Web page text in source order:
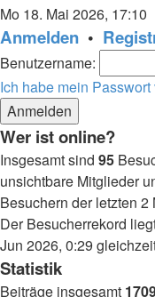
Mo 18. Mai 2026, 17:10
Anmelden •
Benutzername:
Ich habe mein
Wer ist online?
Insgesamt sind 95
unsichtbare Mitglieder
Besuchern der letzten 2
Der Besucherrekord
Jun 2026, 0:29
Statistik
Beiträge insgesamt